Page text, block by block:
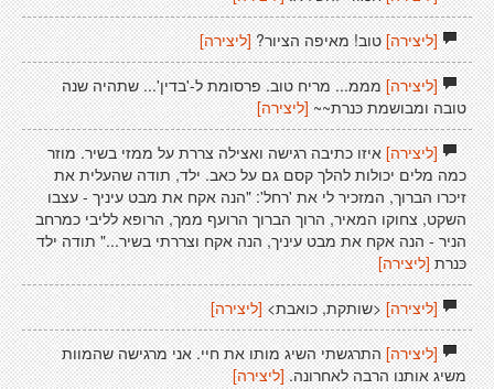
[ליצירה]טוב! מאיפה הציור? [ליצירה]
[ליצירה]מממ... מריח טוב. פרסומת ל-'בדין'... שתהיה שנה
טובה ומבושמת כּנרת~~ [ליצירה]
[ליצירה]איזו כתיבה רגישה ואצילה צררת על ממזי בשיר. מוזר
כמה מלים יכולות להלך קסם גם על כאב. ילד, תודה שהעלית את
זיכרו הברוך, המזכיר לי את 'רחל': "הנה אקח את מבט עיניך - עצבו
השקט, צחוקו המאיר, הרוך הברוך הרועף ממך, הרופא לליבי כמרחב
הניר - הנה אקח את מבט עיניך, הנה אקח וצררתי בשיר..." תודה ילד
כּנרת[ליצירה]
[ליצירה]<שותקת, כואבת> [ליצירה]
[ליצירה]התרגשתי השיג מותו את חיי. אני מרגישה שהמוות
משיג אותנו הרבה לאחרונה. [ליצירה]